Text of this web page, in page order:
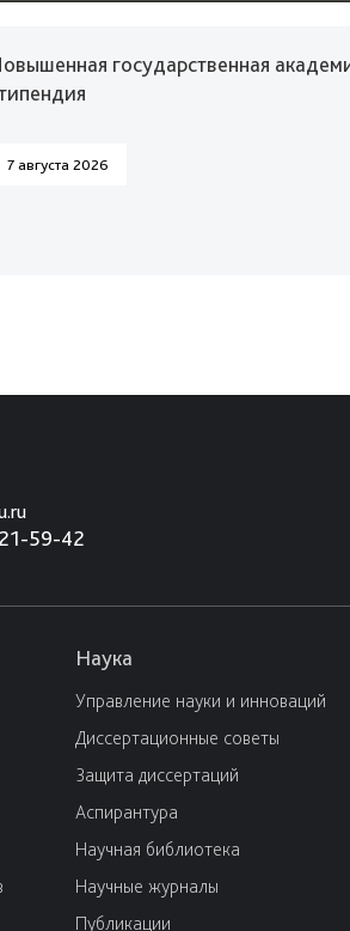
государственная
7 августа 2026
59-42
Наука
Управление науки и инноваций
Диссертационные советы
Защита диссертаций
Аспирантура
Научная библиотека
Научные журналы
Публикации